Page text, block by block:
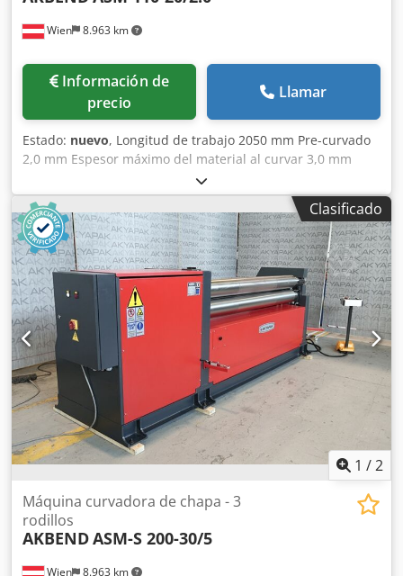
Wien 8.963 km
Información de
precio
Llamar
Estado: nuevo, Longitud de trabajo 2050 mm Pre-curvado
2,0 mm Espesor máximo del material al curvar 3,0 mm
Diámetro del rodillo inferior 110 mm Diámetro mínimo de
curvado 165 mm Potencia del motor 22 kW Chedpeyv N
Dwsfx Ac Usa Velocidad de curvado 5,2 mm/min Longitud
3150 mm Altura 1150 mm Ancho 850 mm Equipamiento
estándar: -Bastidor de la máquina de fundición -Curvado
accionado por electromotor -Movimiento manual de
subida y bajada del rodillo trasero mediante volante -
Motor principal con freno -Rodillo superior abatible
lateralmente -Dispositivo para curvado cónico -Pedestal de
control móvil y pedal separados de la máquina -
Conformidad CE Equipamiento opcional: -Rodillos
endurecidos por inducción -Subida y bajada del rodillo
trasero mediante motor eléctrico -Indicador digital para el
rodillo trasero
Clasificado
1 /2
Wien 8.963 km
Máquina curvadora de chapa - 3
rodillos
AKBENDASM-S 200-30/5